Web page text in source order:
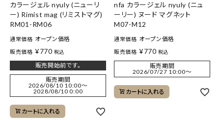
カラージェル nyuly (ニューリ
ー) Rimist mag (リミストマグ)
RM01-RM06
通常価格 オープン価格
販売価格 ¥770 税込
販売開始前です。
販売期間
2026/08/10 10:00〜
2028/08/10 0:00
カートに入れる
nfa カラージェル nyuly (ニュ
ーリー) ヌード マグネット
M07-M12
通常価格 オープン価格
販売価格 ¥770 税込
販売期間
2026/07/27 10:00〜
カートに入れる